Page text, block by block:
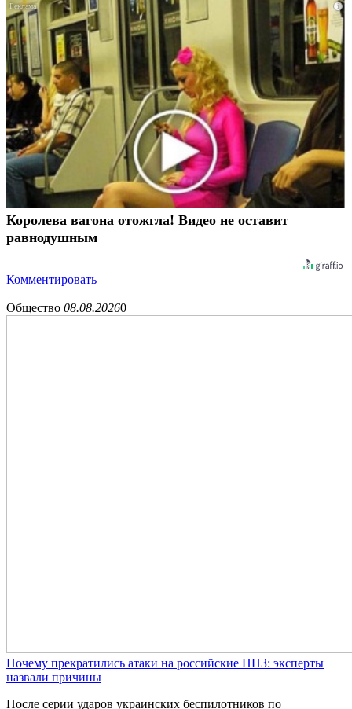
i
Королева вагона отожгла! Видео не оставит
равнодушным
Комментировать
Общество 08.08.20260
Почему прекратились атаки на российские НПЗ: эксперты
назвали причины
После серии ударов украинских беспилотников по